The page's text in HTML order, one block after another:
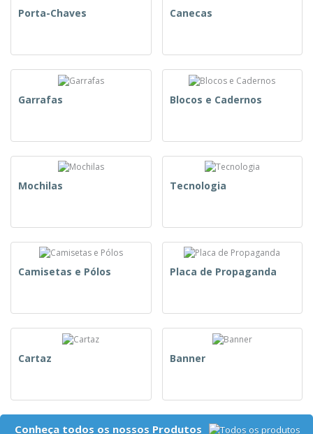
Porta-Chaves Canecas
Garrafas Blocos e Cadernos
Mochilas Tecnologia
Camisetas e Pólos Placa de Propaganda
Cartaz Banner
Conheça todos os nossos Produtos